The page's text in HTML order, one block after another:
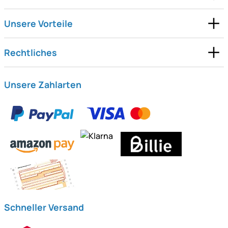
Unsere Vorteile
Rechtliches
Unsere Zahlarten
Schneller Versand